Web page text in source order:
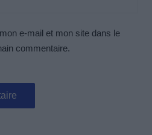
e-mail et mon site dans le
commentaire.